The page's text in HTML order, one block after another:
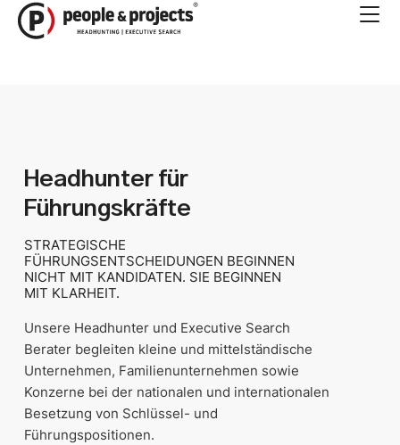
Zum
Inhalt
Headhunter für
Führungskräfte
STRATEGISCHE
FÜHRUNGSENTSCHEIDUNGEN BEGINNEN
NICHT MIT KANDIDATEN. SIE BEGINNEN
MIT KLARHEIT.
Unsere Headhunter und Executive Search
Berater begleiten kleine und mittelständische
Unternehmen, Familienunternehmen sowie
Konzerne bei der nationalen und internationalen
Besetzung von Schlüssel- und
Führungspositionen.